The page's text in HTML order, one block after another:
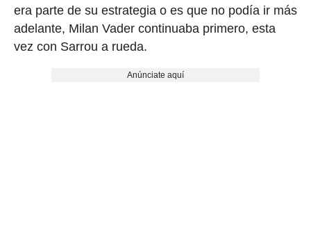
era parte de su estrategia o es que no podía ir más
adelante, Milan Vader continuaba primero, esta
vez con Sarrou a rueda.
Anúnciate aquí